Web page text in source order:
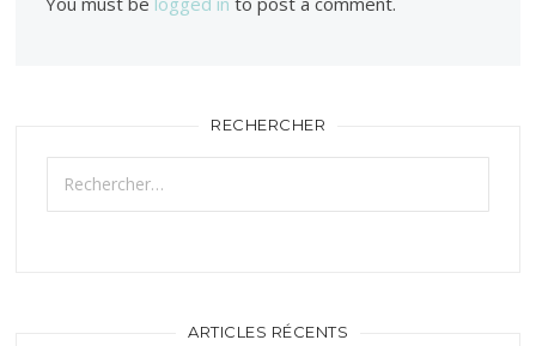
RECHERCHER
Rechercher :
ARTICLES RÉCENTS